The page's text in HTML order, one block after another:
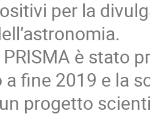
per la
è stato
fine 2019 e la
progetto